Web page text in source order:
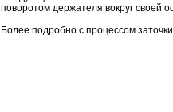
поворотом держателя вокруг своей
Более подробно с процессом